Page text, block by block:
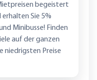
begeistert
erhalten Sie 5%
Minibusse! Finden
auf der ganzen
niedrigsten Preise